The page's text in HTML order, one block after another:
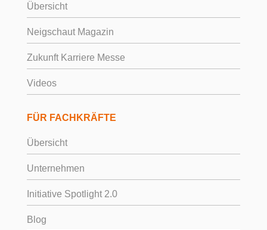
Übersicht
Neigschaut Magazin
Zukunft Karriere Messe
Videos
FÜR FACHKRÄFTE
Übersicht
Unternehmen
Initiative Spotlight 2.0
Blog